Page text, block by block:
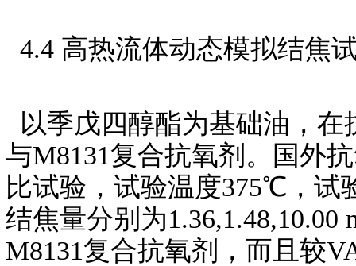
4.4 高热流体动态模拟结焦
以季戊四醇酯为基础油，在
与M8131复合抗氧剂。国外
比试验，试验温度375℃，试
结焦量分别为
M8131复合抗氧剂，而且较